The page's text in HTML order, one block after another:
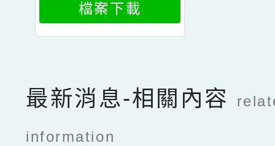
檔案下載
最新消息-相關內容
information